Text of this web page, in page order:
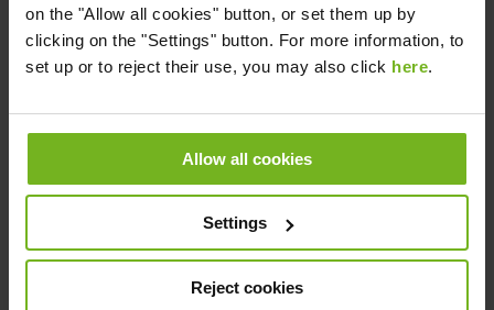
on the "Allow all cookies" button, or set them up by
clicking on the "Settings" button. For more information, to
set up or to reject their use, you may also click here.
Allow all cookies
Settings
Reject cookies